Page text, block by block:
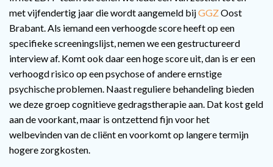
met vijfendertig jaar die wordt aangemeld bijGGZOost
Brabant. Als iemand een verhoogde score heeft op een
specifieke screeningslijst, nemen we een gestructureerd
interview af. Komt ook daar een hoge score uit, dan is er een
verhoogd risico op een psychose of andere ernstige
psychische problemen. Naast reguliere behandeling bieden
we deze groep cognitieve gedragstherapie aan. Dat kost geld
aan de voorkant, maar is ontzettend fijn voor het
welbevinden van de cliënt en voorkomt op langere termijn
hogere zorgkosten.